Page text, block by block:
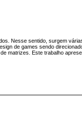
Nesse sentido, surgem
de games sendo
matrizes. Este trabalho